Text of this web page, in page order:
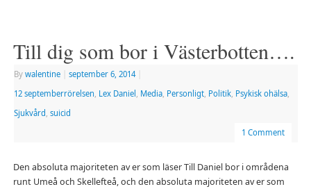
Till dig som bor i Västerbotten….
By walentine september 6, 2014
12 septemberrörelsen Lex Daniel Media, Personligt, Politik, Psykisk ohälsa,
Sjukvård suicid
1 Comment
Den absoluta majoriteten av er som läser Till Daniel bor i områdena
runt Umeå och Skellefteå, och den absoluta majoriteten av er som